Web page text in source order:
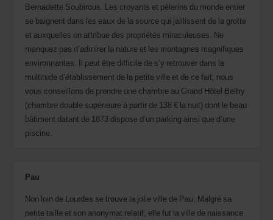
Bernadette Soubirous. Les croyants et pèlerins du monde entier
se baignent dans les eaux de la source qui jaillissent de la grotte
et auxquelles on attribue des propriétés miraculeuses. Ne
manquez pas d’admirer la nature et les montagnes magnifiques
environnantes. Il peut être difficile de s’y retrouver dans la
multitude d’établissement de la petite ville et de ce fait, nous
vous conseillons de prendre une chambre au Grand Hôtel Belfry
(chambre double supérieure à partir de 138 € la nuit) dont le beau
bâtiment datant de 1873 dispose d’un parking ainsi que d’une
piscine.
Pau
Non loin de Lourdes se trouve la jolie ville de Pau. Malgré sa
petite taille et son anonymat relatif, elle fut la ville de naissance